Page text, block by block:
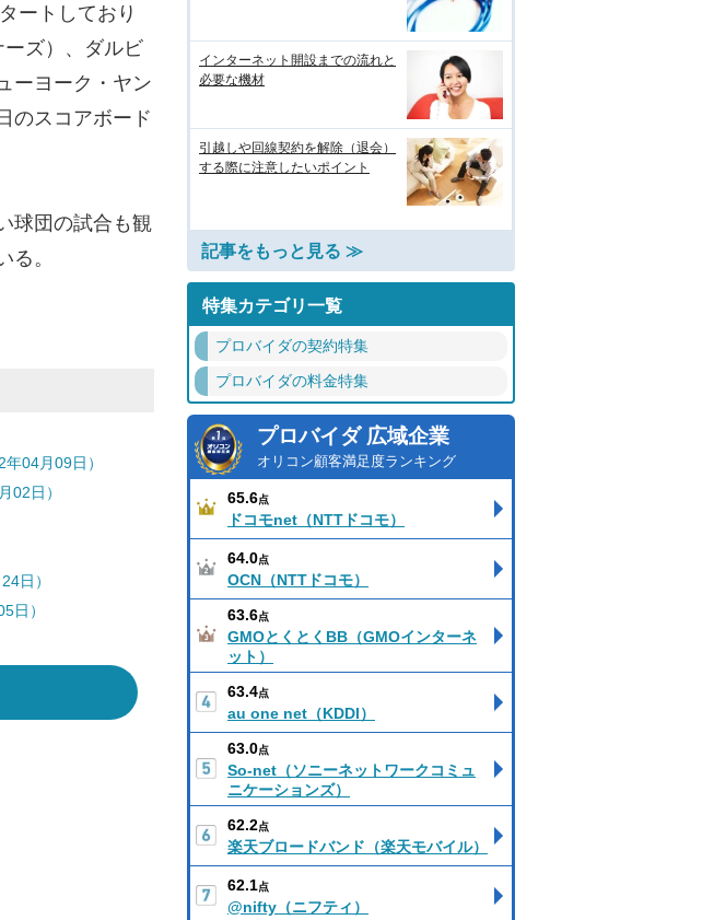
ートしており
ズ）、ダルビ
ーヨーク・ヤン
のスコアボード
球団の試合も観
。
04月09日）
02日）
日）
日）
インターネット開設までの流れと
必要な機材
引越しや回線契約を解除（退会）
する際に注意したいポイント
記事をもっと見る ≫
特集カテゴリ一覧
プロバイダの契約特集
プロバイダの料金特集
プロバイダ 広域企業
オリコン顧客満足度ランキング
65.6点
ドコモnet（NTTドコモ）
64.0点
OCN（NTTドコモ）
63.6点
GMOとくとくBB（GMOインターネ
ット）
63.4点
au one net（KDDI）
63.0点
So-net（ソニーネットワークコミュ
ニケーションズ）
62.2点
楽天ブロードバンド（楽天モバイル）
62.1点
@nifty（ニフティ）